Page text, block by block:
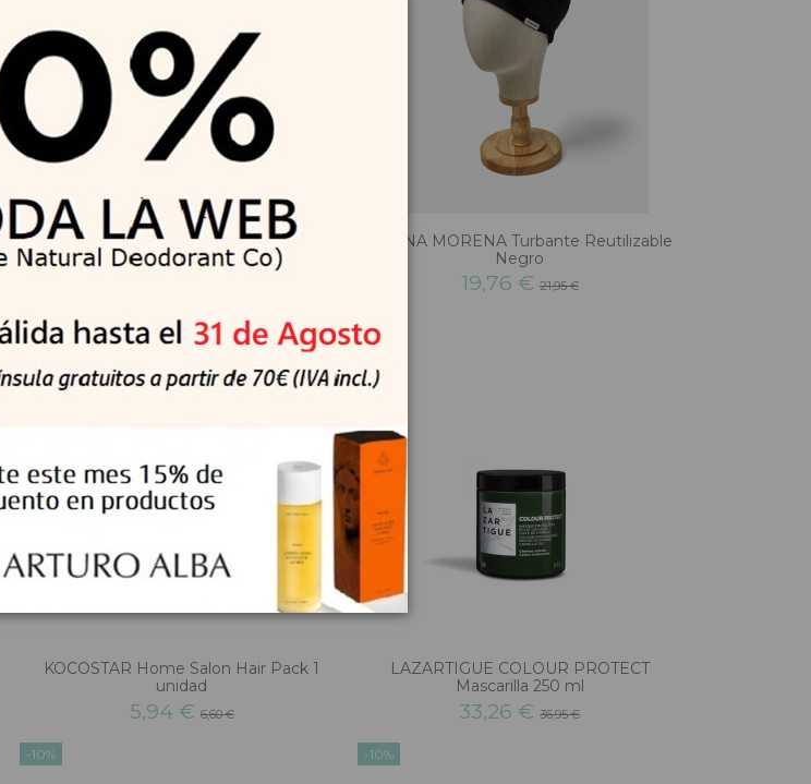
HENNA MORENA Tratamiento Detox
Ghassoul Arcilla Volcánica 250 g
HENNA MORENA Turbante Reutilizable
Negro
19,76 €21,95 €
-10%
KOCOSTAR Home Salon Hair Pack 1
unidad
5,94 € 6,60 €
-10%
LAZARTIGUE COLOUR PROTECT
Mascarilla 250 ml
33,26 €36,95 €
-10% -10%